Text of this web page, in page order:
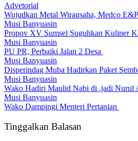
Advetorial
Wujudkan Metal Wirausaha, Medco
Musi Banyuasin
Propov XV Sumsel Suguhkan Kuliner
Musi Banyuasin
PU PR, Perbaiki Jalan 2 Desa
Musi Banyuasin
Disperindag Muba Hadirkan Paket
Musi Banyuasin
Wako Hadiri Maulid Nabi di .jadi Nurul
Musi Banyuasin
Wako Dampingi Menteri Pertanian
Tinggalkan Balasan